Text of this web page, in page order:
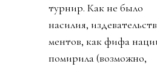
после окончания
финала, на личном
аккаунте Инфантино и
официальном аккаунте